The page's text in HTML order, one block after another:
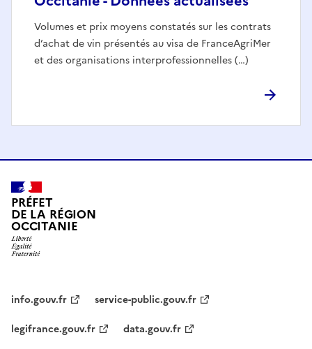
Volumes et prix moyens constatés sur les contrats
d’achat de vin présentés au visa de FranceAgriMer
et des organisations interprofessionnelles (…)
PRÉFET
DE LA RÉGION
OCCITANIE
info.gouv.fr
service-public.gouv.fr
legifrance.gouv.fr
data.gouv.fr